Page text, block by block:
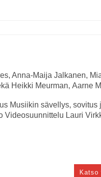
Anna-Maija Jalkanen,
Heikki Meurman, Aarne
Musiikin sävellys, sovitus
Videosuunnittelu Lauri
Katso